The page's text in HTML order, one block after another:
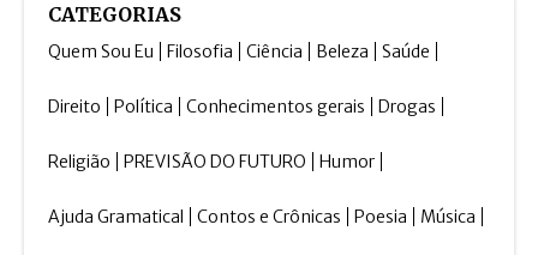
CATEGORIAS
Quem Sou Eu Filosofia Ciência Beleza Saúde
Direito Política Conhecimentos gerais Drogas
Religião PREVISÃO DO FUTURO Humor
Ajuda Gramatical Contos e Crônicas Poesia Música